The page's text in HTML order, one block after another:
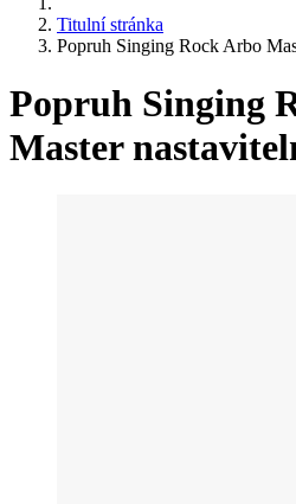
Titulní stránka
Popruh Singing Rock Arbo
Popruh Singing
Master